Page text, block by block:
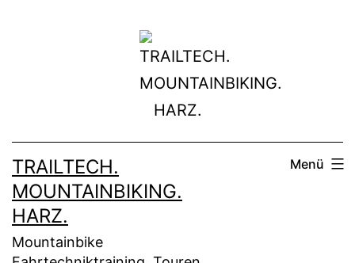
TRAILTECH.
MOUNTAINBIKING.
HARZ.
Mountainbike
Menü